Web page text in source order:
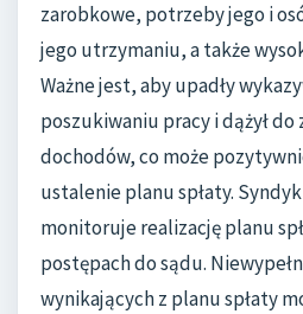
zarobkowe, potrzeby jego i
jego utrzymaniu, a także
Ważne jest, aby upadły
poszukiwaniu pracy i dążył do
dochodów, co może
ustalenie planu spłaty.
monitoruje realizację planu
postępach do sądu.
wynikających z planu spłaty